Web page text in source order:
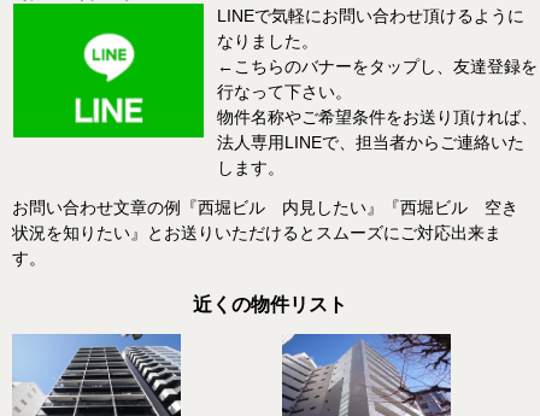
LINEで気軽にお問い合わせ頂けるように
なりました。
←こちらのバナーをタップし、友達登録を
行なって下さい。
物件名称やご希望条件をお送り頂ければ、
法人専用LINEで、担当者からご連絡いた
します。
お問い合わせ文章の例『西堀ビル 内見したい』『西堀ビル 空き
状況を知りたい』とお送りいただけるとスムーズにご対応出来ま
す。
近くの物件リスト